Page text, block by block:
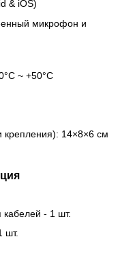
& iOS)
микрофон и
~ +50°С
14×8×6 см
- 1 шт.
шт.